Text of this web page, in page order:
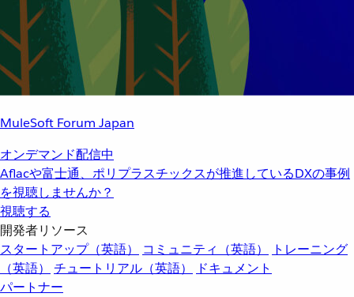
MuleSoft Forum Japan
オンデマンド配信中
Aflacや富士通、ポリプラスチックスが推進しているDXの事例
を視聴しませんか？
視聴する
開発者リソース
スタートアップ（英語）
コミュニティ（英語）
トレーニング
（英語）
チュートリアル（英語）
ドキュメント
パートナー